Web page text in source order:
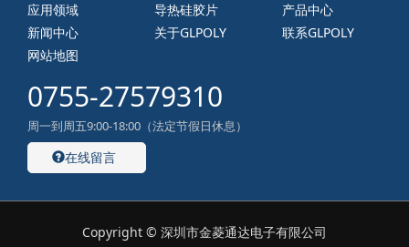
应用领域 导热硅胶片
产品中心
新闻中心
关于GLPOLY
联系GLPOLY
网站地图
0755-27579310
周一到周五9:00-18:00（法定节假日休息）
在线留言
Copyright © 深圳市金菱通达电子有限公司